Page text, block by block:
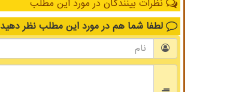
نظرات بینندگان در مورد این مطلب
لطفا شما هم در مورد این مطلب نظر دهید